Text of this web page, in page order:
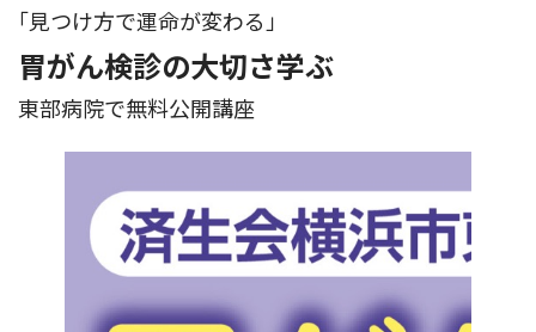
｢見つけ方で運命が変わる」
胃がん検診の大切さ学ぶ
東部病院で無料公開講座